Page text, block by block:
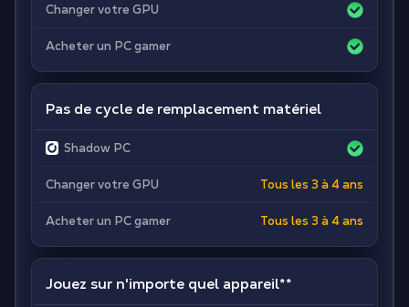
Changer votre GPU
Acheter un PC gamer
Pas de cycle de remplacement matériel
Shadow PC
Changer votre GPU Tous les 3 à 4 ans
Acheter un PC gamer Tous les 3 à 4 ans
Jouez sur n'importe quel appareil**